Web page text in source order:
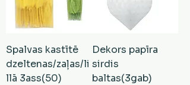
Spalvas kastītē
dzeltenas/zaļas/li
llā 3ass(50)
Dekors papīra
sirdis
baltas(3gab)